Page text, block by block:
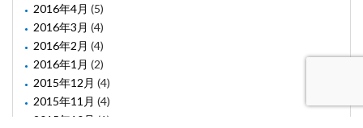
2016年4月 (5)
2016年3月 (4)
2016年2月 (4)
2016年1月 (2)
2015年12月 (4)
2015年11月 (4)
2015年10月 (1)